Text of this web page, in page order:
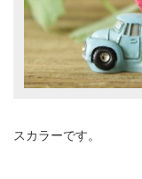
スカラーです。